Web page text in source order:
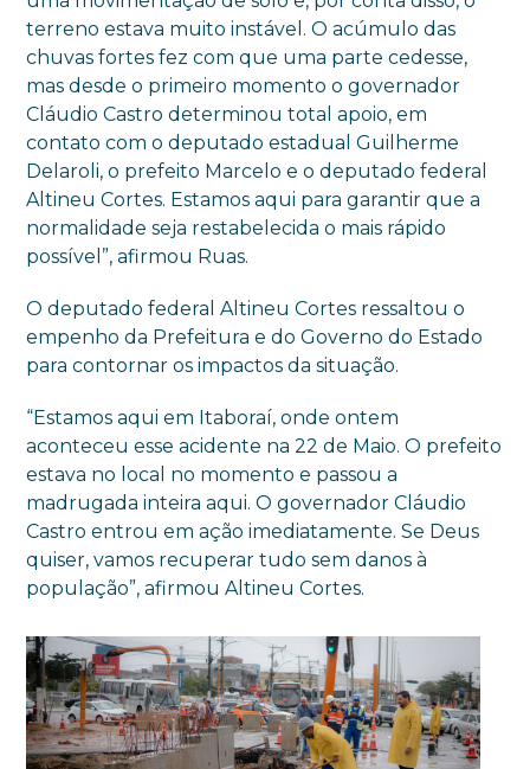
terreno estava muito instável. O acúmulo das
chuvas fortes fez com que uma parte cedesse,
mas desde o primeiro momento o governador
Cláudio Castro determinou total apoio, em
contato com o deputado estadual Guilherme
Delaroli, o prefeito Marcelo e o deputado federal
Altineu Cortes. Estamos aqui para garantir que a
normalidade seja restabelecida o mais rápido
possível”, afirmou Ruas.
O deputado federal Altineu Cortes ressaltou o
empenho da Prefeitura e do Governo do Estado
para contornar os impactos da situação.
“Estamos aqui em Itaboraí, onde ontem
aconteceu esse acidente na 22 de Maio. O prefeito
estava no local no momento e passou a
madrugada inteira aqui. O governador Cláudio
Castro entrou em ação imediatamente. Se Deus
quiser, vamos recuperar tudo sem danos à
população”, afirmou Altineu Cortes.